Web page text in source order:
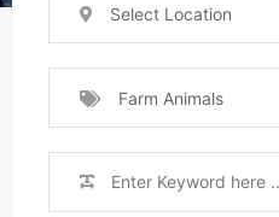
Select Location
Farm Animals